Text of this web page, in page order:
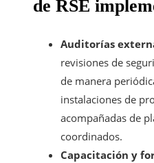
de RSE
Auditorías
revisiones de
de manera
instalaciones de
acompañadas de
coordinados.
Capacitación y